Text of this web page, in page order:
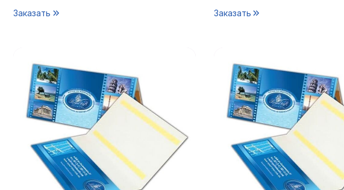
Заказать Заказать